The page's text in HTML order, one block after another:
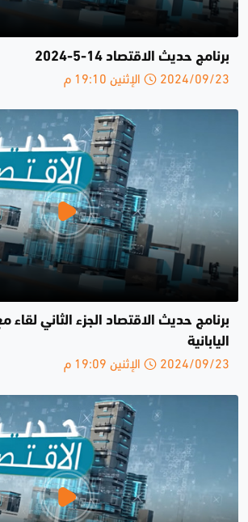
برنامج حديث الاقتصاد 14-5-2024
2024/09/23 الإثنين 19:10 م
برنامج حديث الاقتصاد الجزء الثاني
اليابانية
2024/09/23 الإثنين 19:09 م